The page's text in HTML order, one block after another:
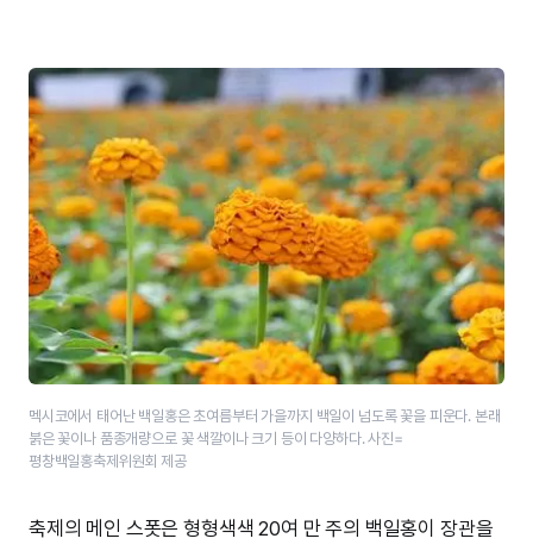
멕시코에서 태어난 백일홍은 초여름부터 가을까지 백일이 넘도록 꽃을 피운다. 본래
붉은 꽃이나 품종개량으로 꽃 색깔이나 크기 등이 다양하다. 사진=
평창백일홍축제위원회 제공
축제의 메인 스폿은 형형색색 20여 만 주의 백일홍이 장관을